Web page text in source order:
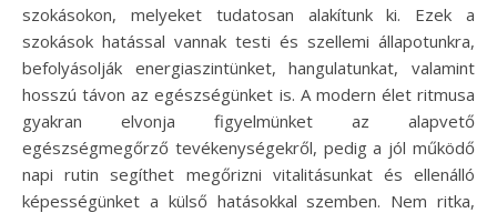
szokásokon, melyeket tudatosan alakítunk ki. Ezek a
szokások hatással vannak testi és szellemi állapotunkra,
befolyásolják energiaszintünket, hangulatunkat, valamint
hosszú távon az egészségünket is. A modern élet ritmusa
gyakran elvonja figyelmünket az alapvető
egészségmegőrző tevékenységekről, pedig a jól működő
napi rutin segíthet megőrizni vitalitásunkat és ellenálló
képességünket a külső hatásokkal szemben. Nem ritka,